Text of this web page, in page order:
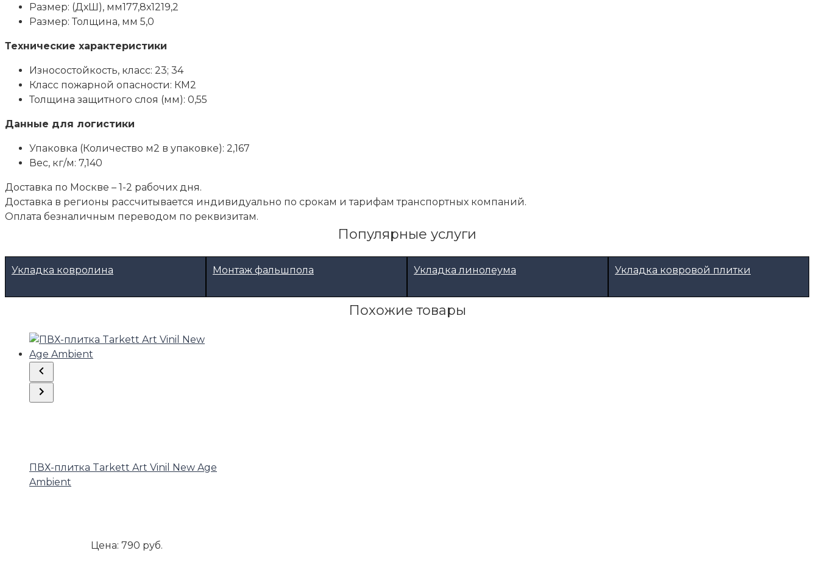
Размер: (ДхШ), мм177,8х1219,2
Размер: Толщина, мм 5,0
Технические характеристики
Износостойкость, класс: 23; 34
Класс пожарной опасности: КМ2
Толщина защитного слоя (мм): 0,55
Данные для логистики
Упаковка (Количество м2 в упаковке): 2,167
Вес, кг/м: 7,140
Доставка по Москве – 1-2 рабочих дня.
Доставка в регионы рассчитывается индивидуально по срокам и тарифам транспортных компаний.
Оплата безналичным переводом по реквизитам.
Популярные услуги
Укладка ковролина Монтаж фальшпола Укладка линолеума Укладка ковровой плитки
Похожие товары
ПВХ-плитка Tarkett Art Vinil New Age
Ambient
Цена: 790 руб.